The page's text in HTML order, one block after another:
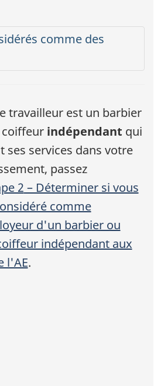
comme des
travailleur est un barbier
indépendant qui
ses services dans votre
passez
2 – Déterminer si vous
comme
d'un barbier ou
indépendant aux
l'AE.